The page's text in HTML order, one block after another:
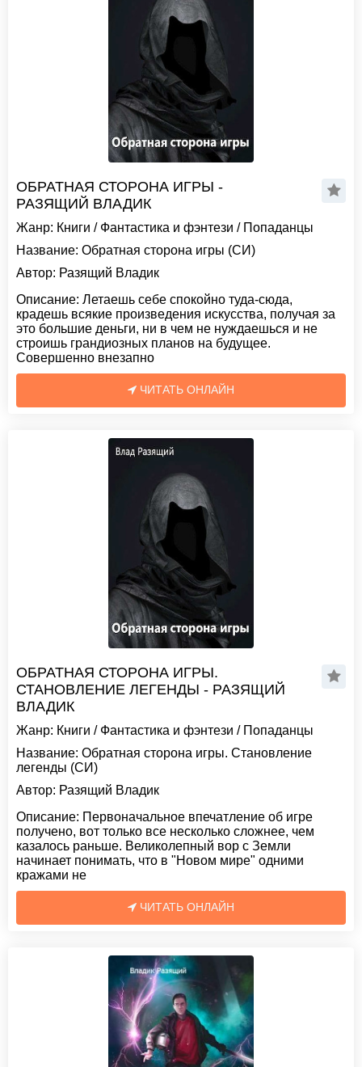
ОБРАТНАЯ СТОРОНА ИГРЫ -
РАЗЯЩИЙ ВЛАДИК
Жанр: Книги / Фантастика и фэнтези / Попаданцы
Название: Обратная сторона игры (СИ)
Автор: Разящий Владик
Описание: Летаешь себе спокойно туда-сюда,
крадешь всякие произведения искусства, получая за
это большие деньги, ни в чем не нуждаешься и не
строишь грандиозных планов на будущее.
Совершенно внезапно
ЧИТАТЬ ОНЛАЙН
ОБРАТНАЯ СТОРОНА ИГРЫ.
СТАНОВЛЕНИЕ ЛЕГЕНДЫ - РАЗЯЩИЙ
ВЛАДИК
Жанр: Книги / Фантастика и фэнтези / Попаданцы
Название: Обратная сторона игры. Становление
легенды (СИ)
Автор: Разящий Владик
Описание: Первоначальное впечатление об игре
получено, вот только все несколько сложнее, чем
казалось раньше. Великолепный вор с Земли
начинает понимать, что в "Новом мире" одними
кражами не
ЧИТАТЬ ОНЛАЙН